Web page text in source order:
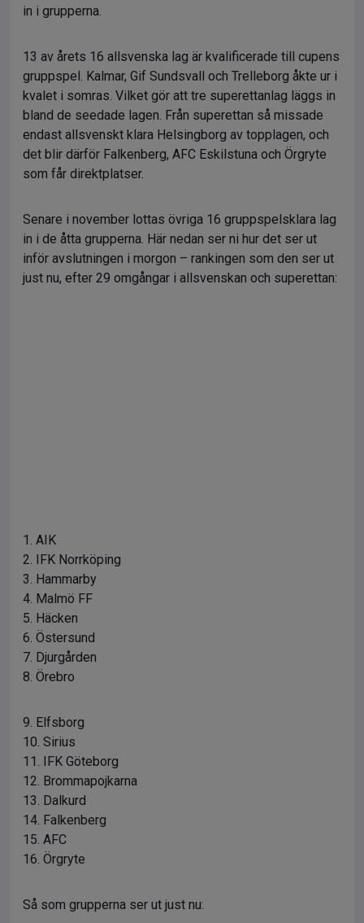
in i grupperna.
13 av årets 16 allsvenska lag är kvalificerade till cupens
gruppspel. Kalmar, Gif Sundsvall och Trelleborg åkte ur i
kvalet i somras. Vilket gör att tre superettanlag läggs in
bland de seedade lagen. Från superettan så missade
endast allsvenskt klara Helsingborg av topplagen, och
det blir därför Falkenberg, AFC Eskilstuna och Örgryte
som får direktplatser.
Senare i november lottas övriga 16 gruppspelsklara lag
in i de åtta grupperna. Här nedan ser ni hur det ser ut
inför avslutningen i morgon – rankingen som den ser ut
just nu, efter 29 omgångar i allsvenskan och superettan:
1. AIK
2. IFK Norrköping
3. Hammarby
4. Malmö FF
5. Häcken
6. Östersund
7. Djurgården
8. Örebro
9. Elfsborg
10. Sirius
11. IFK Göteborg
12. Brommapojkarna
13. Dalkurd
14. Falkenberg
15. AFC
16. Örgryte
Så som grupperna ser ut just nu: